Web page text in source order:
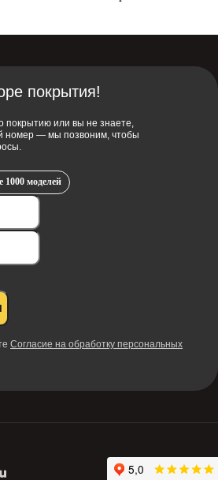
покрытия!
покрытию или вы не знаете,
номер — мы позвоним, чтобы
1000 моделей
Согласие на обработку персональных